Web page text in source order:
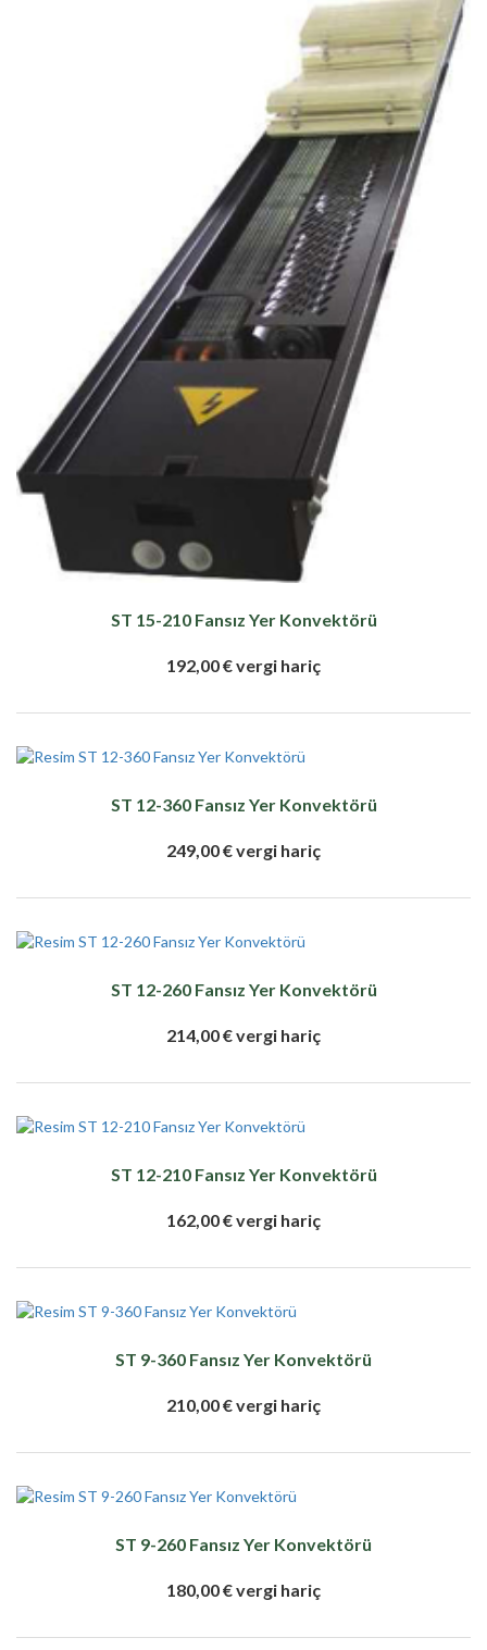
ST 15-210 Fansız Yer Konvektörü
192,00 € vergi hariç
ST 12-360 Fansız Yer Konvektörü
249,00 € vergi hariç
ST 12-260 Fansız Yer Konvektörü
214,00 € vergi hariç
ST 12-210 Fansız Yer Konvektörü
162,00 € vergi hariç
ST 9-360 Fansız Yer Konvektörü
210,00 € vergi hariç
ST 9-260 Fansız Yer Konvektörü
180,00 € vergi hariç